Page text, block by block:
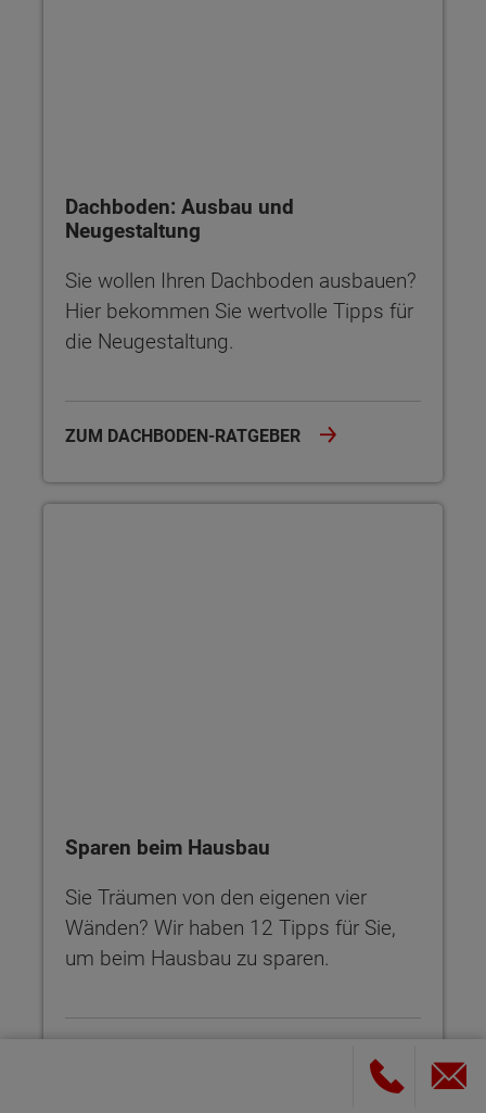
Dachboden: Ausbau und
Neugestaltung
Sie wollen Ihren Dachboden ausbauen?
Hier bekommen Sie wertvolle Tipps für
die Neugestaltung.
ZUM DACHBODEN-RATGEBER
Sparen beim Hausbau
Sie Träumen von den eigenen vier
Wänden? Wir haben 12 Tipps für Sie,
um beim Hausbau zu sparen.